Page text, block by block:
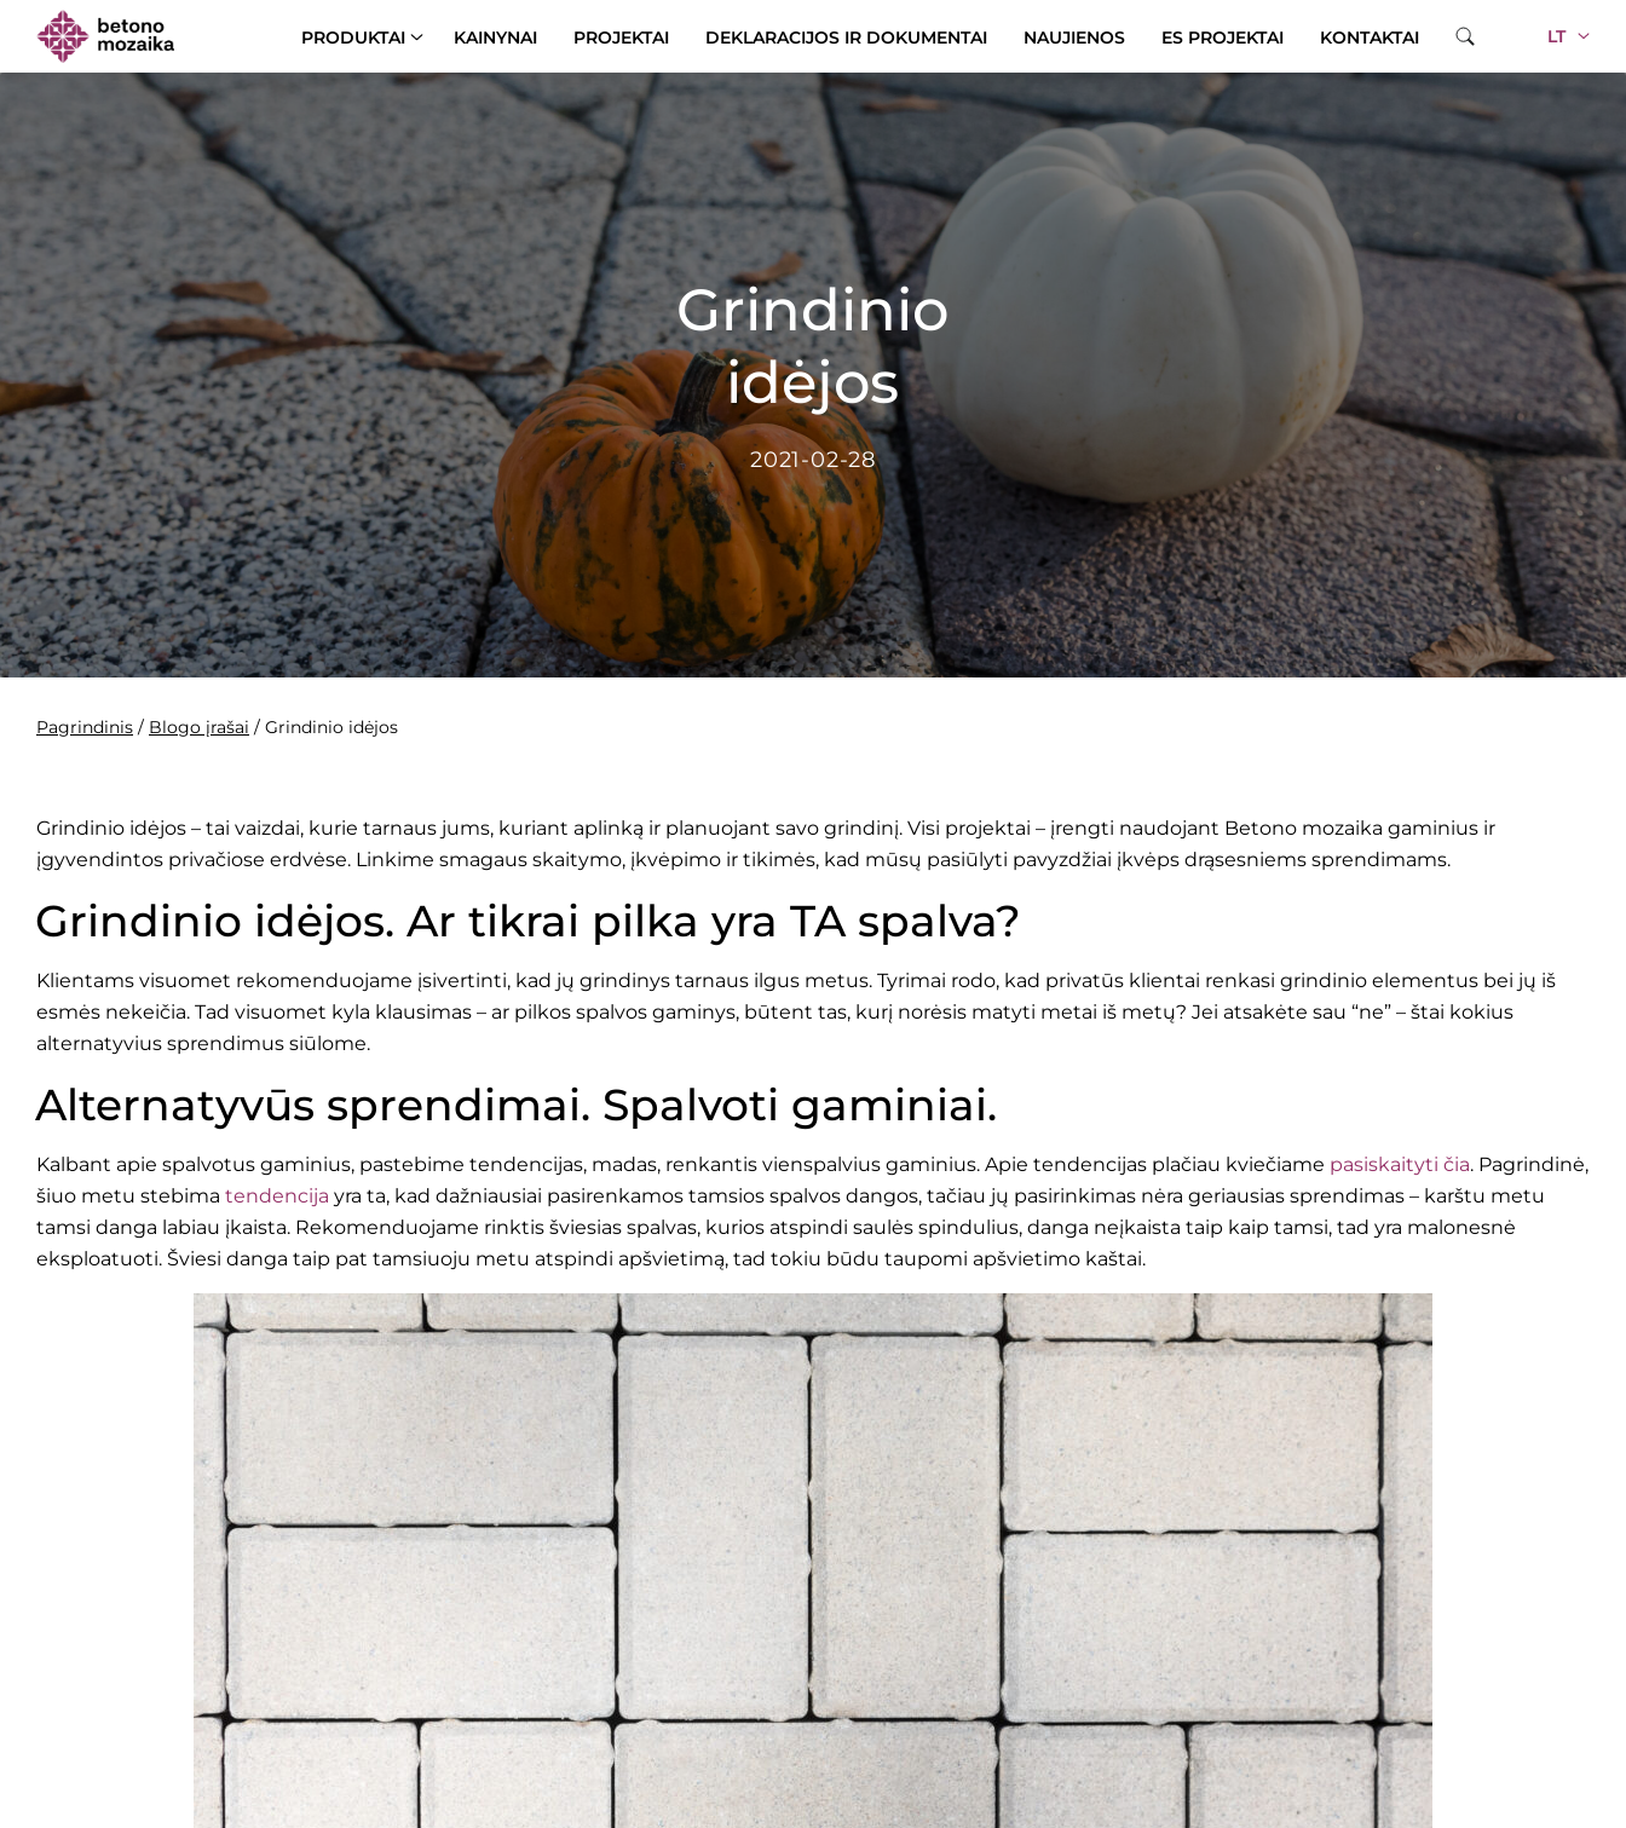
PRODUKTAI KAINYNAI PROJEKTAI DEKLARACIJOS IR DOKUMENTAI NAUJIENOS ES PROJEKTAI KONTAKTAI LT
Grindinio
idėjos
2021-02-28
Pagrindinis / Blogo įrašai / Grindinio idėjos
Grindinio idėjos – tai vaizdai, kurie tarnaus jums, kuriant aplinką ir planuojant savo grindinį. Visi projektai – įrengti naudojant Betono mozaika gaminius ir
įgyvendintos privačiose erdvėse. Linkime smagaus skaitymo, įkvėpimo ir tikimės, kad mūsų pasiūlyti pavyzdžiai įkvėps drąsesniems sprendimams.
Grindinio idėjos. Ar tikrai pilka yra TA spalva?
Klientams visuomet rekomenduojame įsivertinti, kad jų grindinys tarnaus ilgus metus. Tyrimai rodo, kad privatūs klientai renkasi grindinio elementus bei jų iš
esmės nekeičia. Tad visuomet kyla klausimas – ar pilkos spalvos gaminys, būtent tas, kurį norėsis matyti metai iš metų? Jei atsakėte sau “ne” – štai kokius
alternatyvius sprendimus siūlome.
Alternatyvūs sprendimai. Spalvoti gaminiai.
Kalbant apie spalvotus gaminius, pastebime tendencijas, madas, renkantis vienspalvius gaminius. Apie tendencijas plačiau kviečiame pasiskaityti čia. Pagrindinė,
šiuo metu stebima tendencija yra ta, kad dažniausiai pasirenkamos tamsios spalvos dangos, tačiau jų pasirinkimas nėra geriausias sprendimas – karštu metu
tamsi danga labiau įkaista. Rekomenduojame rinktis šviesias spalvas, kurios atspindi saulės spindulius, danga neįkaista taip kaip tamsi, tad yra malonesnė
eksploatuoti. Šviesi danga taip pat tamsiuoju metu atspindi apšvietimą, tad tokiu būdu taupomi apšvietimo kaštai.